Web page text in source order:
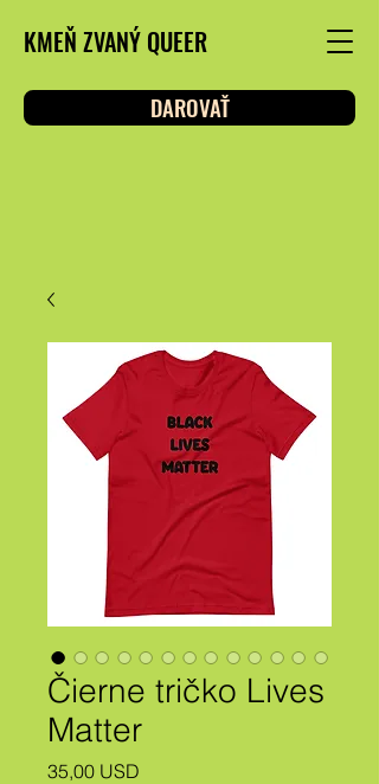
KMEŇ ZVANÝ QUEER
DAROVAŤ
Čierne tričko Lives
Matter
35,00 USD